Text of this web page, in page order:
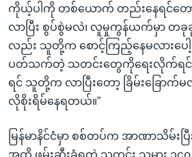
ကိုယ့်ပါကို တစ်ယောက် တည်းနေရင်
လာပြီး စွပ်စွဲမလဲ၊ လူမှုကွန်ယက်မှာ
လည်း သူတို့က စောင့်ကြည့်နေမလားပေ
ပတ်သက်တဲ့ သတင်းတွေကိုရေးလိုက်ရင်
ရင် သူတို့က လာပြီးတော့ ခြိမ်းခြောက်မ
လိုစိုးရိမ်နေရတယ်။”
မြန်မာနိင်ငံမှာ စစ်တပ်က အာဏာသိမ်း
အထိ ဖမ်းဆီးခံရတဲ့ သတင်း သမား ၁၄